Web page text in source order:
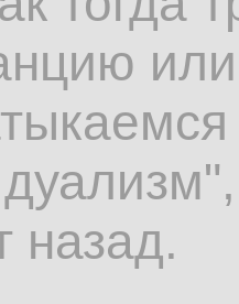
но
к
до
назад.